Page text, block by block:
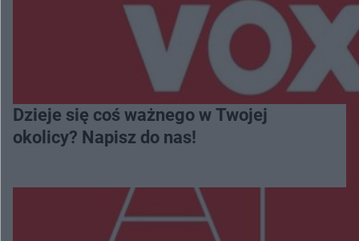
Dzieje się coś ważnego w Twojej
okolicy? Napisz do nas!
Więcej